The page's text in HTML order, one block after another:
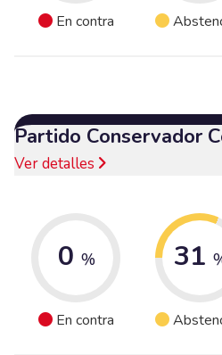
En contra
Partido Conservador
Ver detalles
0 %
En contra
31